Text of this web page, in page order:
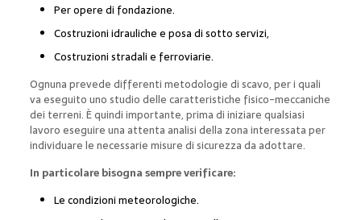
Per opere di fondazione.
Costruzioni idrauliche e posa di sotto servizi,
Costruzioni stradali e ferroviarie.
Ognuna prevede differenti metodologie di scavo, per i quali
va eseguito uno studio delle caratteristiche fisico-meccaniche
dei terreni. È quindi importante, prima di iniziare qualsiasi
lavoro eseguire una attenta analisi della zona interessata per
individuare le necessarie misure di sicurezza da adottare.
In particolare bisogna sempre verificare:
Le condizioni meteorologiche.